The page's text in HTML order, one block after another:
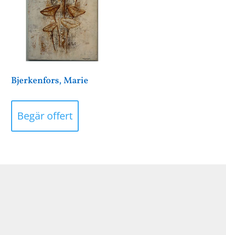
Bjerkenfors, Marie
Begär offert